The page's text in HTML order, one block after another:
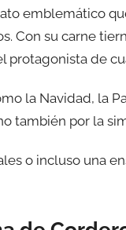
emblemático
Con su carne
protagonista de
la Navidad, la
también por la
o incluso una